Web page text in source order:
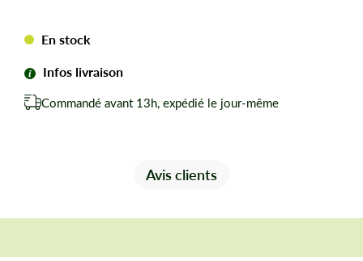
En stock
Infos livraison
Commandé avant 13h, expédié le jour-même
Avis clients